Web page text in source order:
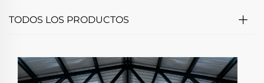
TODOS LOS PRODUCTOS